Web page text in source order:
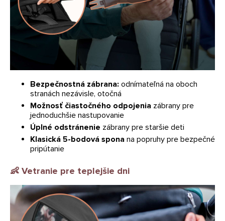
Bezpečnostná zábrana: odnímateľná na oboch
stranách nezávisle, otočná
Možnosť čiastočného odpojenia zábrany pre
jednoduchšie nastupovanie
Úplné odstránenie zábrany pre staršie deti
Klasická 5-bodová spona na popruhy pre bezpečné
pripútanie
👶 Vetranie pre teplejšie dni